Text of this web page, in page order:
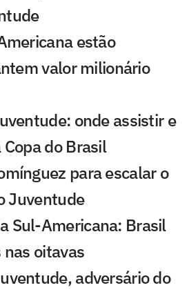
estão
valor milionário
onde assistir e
do Brasil
para escalar o
Juventude
Sul-Americana: Brasil
oitavas
adversário do